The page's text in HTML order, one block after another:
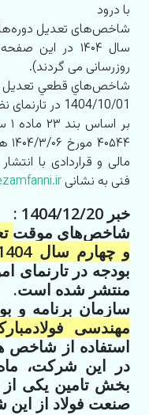
با درود
شاخص‌های تعديل
سال ۱۴۰۴ در
روزرسانی می گردند).
شاخص‌هاي قطعي تعديل
1404/10/01 در تارنمای نظام فنی منتشر گردید.
مالی و قراردادی با
فنی به نشانی
خبر 1404/12/20 :
شاخص‌هاي موقت
و چهارم سال 1404
بودجه در تارنمای
منتشر شده است.
سازمان برنامه و
مهندسی
استفاده از شاخص
در اﯾﻦ ﺷﺮﮐﺖ،
ﺑﺨﺶ ﺗﺎﻣﯿﻦ ﯾﮑﯽ از
ﺻﻨﻌﺖ ﻓﻮﻟﺎد از اﯾﻦ